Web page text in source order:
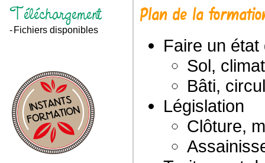
Téléchargement
Fichiers disponibles
Plan de la
Faire un état
Sol,
Bâti,
Législation
Clôture,